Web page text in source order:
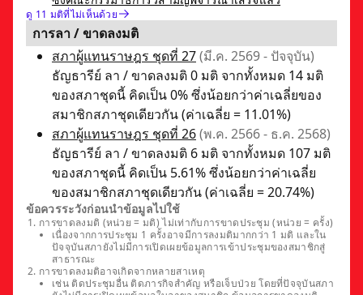
ดู 11 มติที่ไม่เห็นด้วย
การลา / ขาดลงมติ
สภาผู้แทนราษฎร ชุดที่ 27(มี.ค. 2569 - ปัจจุบัน)
ธัญธารีย์ ลา / ขาดลงมติ 0 มติ จากทั้งหมด 14 มติ
ของสภาชุดนี้ คิดเป็น 0% ซึ่งน้อยกว่าค่าเฉลี่ยของ
สมาชิกสภาชุดเดียวกัน (ค่าเฉลี่ย = 11.01%)
สภาผู้แทนราษฎร ชุดที่ 26(พ.ค. 2566 - ธ.ค. 2568)
ธัญธารีย์ ลา / ขาดลงมติ 6 มติ จากทั้งหมด 107 มติ
ของสภาชุดนี้ คิดเป็น 5.61% ซึ่งน้อยกว่าค่าเฉลี่ย
ของสมาชิกสภาชุดเดียวกัน (ค่าเฉลี่ย = 20.74%)
ข้อควรระวังก่อนนำข้อมูลไปใช้
การขาดลงมติ (หน่วย = มติ) ไม่เท่ากับการขาดประชุม (หน่วย = ครั้ง)
เนื่องจากการประชุม 1 ครั้งอาจมีการลงมติมากกว่า 1 มติ และใน
ปัจจุบันสภายังไม่มีการเปิดเผยข้อมูลการเข้าประชุมของสมาชิกสู่
สาธารณะ
การขาดลงมติอาจเกิดจากหลายสาเหตุ
เช่น ติดประชุมอื่น ติดภารกิจสำคัญ หรือเจ็บป่วย โดยที่ปัจจุบันสภา